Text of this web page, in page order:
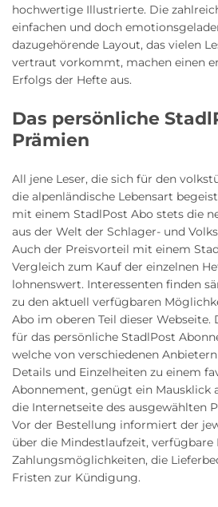
hochwertige Illustrierte. Die
einfachen und doch
dazugehörende Layout, das vielen
vertraut vorkommt, machen einen
Erfolgs der Hefte aus.
Das persönliche
Prämien
All jene Leser, die sich für den
die alpenländische Lebensart
mit einem StadlPost Abo stets die
aus der Welt der Schlager- und
Auch der Preisvorteil mit einem
Vergleich zum Kauf der einzelnen
lohnenswert. Interessenten finden
zu den aktuell verfügbaren
Abo im oberen Teil dieser
für das persönliche StadlPost
welche von verschiedenen
Details und Einzelheiten zu einem
Abonnement, genügt ein Mausklick
die Internetseite des ausgewählten
Vor der Bestellung informiert der
über die Mindestlaufzeit, verfügbare
Zahlungsmöglichkeiten, die
Fristen zur Kündigung.